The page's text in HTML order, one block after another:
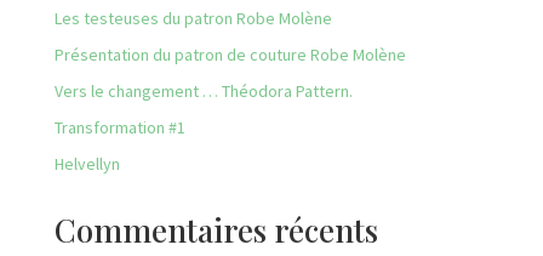
Les testeuses du patron Robe Molène
Présentation du patron de couture Robe Molène
Vers le changement … Théodora Pattern.
Transformation #1
Helvellyn
Commentaires récents